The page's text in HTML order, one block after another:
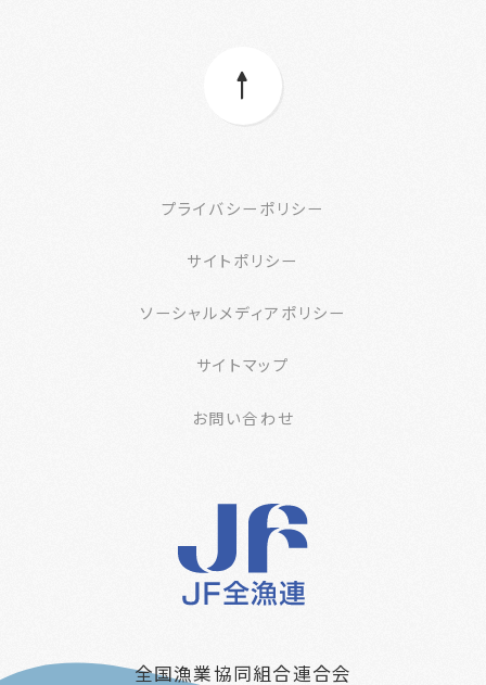
プライバシーポリシー
サイトポリシー
ソーシャルメディアポリシー
サイトマップ
お問い合わせ
全国漁業協同組合連合会